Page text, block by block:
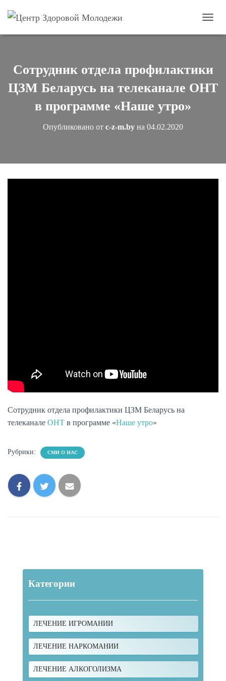
е
л
ю
ч
а
Сотрудник отдела профилактики
ЦЗМ Беларусь на телеканале ОНТ
в программе «Наше утро»
Опубликовано от c-z-m.by на 04.02.2020
Сотрудник отдела профилактики ЦЗМ Беларусь на
телеканале ОНТ в программе «Наше утро»
Рубрики: СМИ О НАС
Категории
ЛЕЧЕНИЕ ИГРОМАНИИ
ЛЕЧЕНИЕ НАРКОМАНИИ
ЛЕЧЕНИЕ АЛКОГОЛИЗМА